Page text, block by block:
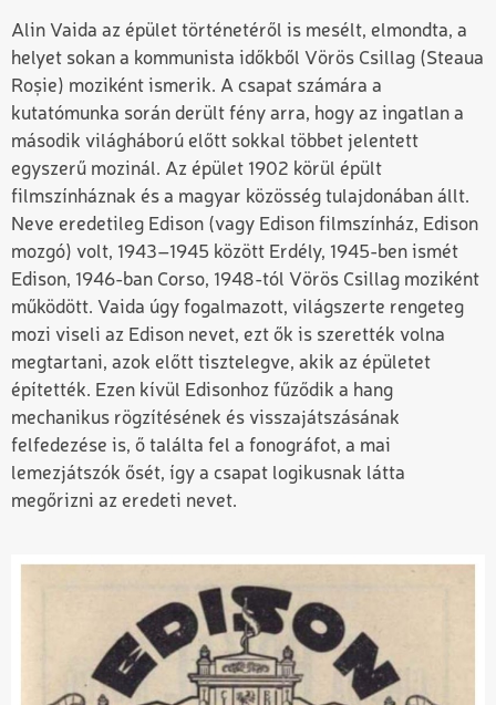
Alin Vaida az épület történetéről is mesélt, elmondta, a
helyet sokan a kommunista időkből Vörös Csillag (Steaua
Roșie) moziként ismerik. A csapat számára a
kutatómunka során derült fény arra, hogy az ingatlan a
második világháború előtt sokkal többet jelentett
egyszerű mozinál. Az épület 1902 körül épült
filmszínháznak és a magyar közösség tulajdonában állt.
Neve eredetileg Edison (vagy Edison filmszínház, Edison
mozgó) volt, 1943–1945 között Erdély, 1945-ben ismét
Edison, 1946-ban Corso, 1948-tól Vörös Csillag moziként
működött. Vaida úgy fogalmazott, világszerte rengeteg
mozi viseli az Edison nevet, ezt ők is szerették volna
megtartani, azok előtt tisztelegve, akik az épületet
építették. Ezen kívül Edisonhoz fűződik a hang
mechanikus rögzítésének és visszajátszásának
felfedezése is, ő találta fel a fonográfot, a mai
lemezjátszók ősét, így a csapat logikusnak látta
megőrizni az eredeti nevet.